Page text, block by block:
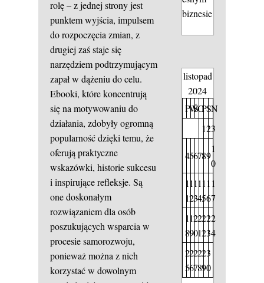
rolę – z jednej strony jest
punktem wyjścia, impulsem
do rozpoczęcia zmian, z
drugiej zaś staje się
narzędziem podtrzymującym
zapał w dążeniu do celu.
Ebooki, które koncentrują
się na motywowaniu do
działania, zdobyły ogromną
popularność dzięki temu, że
oferują praktyczne
wskazówki, historie sukcesu
i inspirujące refleksje. Są
one doskonałym
rozwiązaniem dla osób
poszukujących wsparcia w
procesie samorozwoju,
ponieważ można z nich
korzystać w dowolnym
biznesie
listopad
2024
PW
ŚCPSN
123
456789
1
0
1
1
1
2
1
3
1
4
1
5
1
6
1
7
1
8
1
9
2
0
2
1
2
2
2
3
2
4
2
5
2
6
2
7
2
8
2
9
3
0